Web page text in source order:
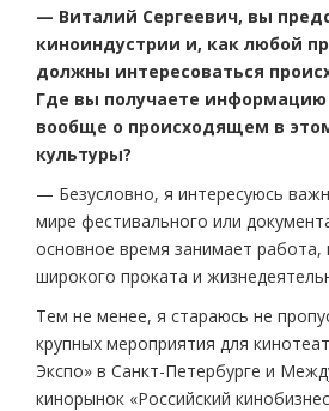
— Виталий Сергеевич, вы
киноиндустрии и, как любой
должны интересоваться
Где вы получаете информацию
вообще о происходящем в
культуры?
— Безусловно, я интересуюсь
мире фестивального или
основное время занимает работа,
широкого проката и
Тем не менее, я стараюсь не
крупных мероприятия для
Экспо» в Санкт-Петербурге и
кинорынок «Российский